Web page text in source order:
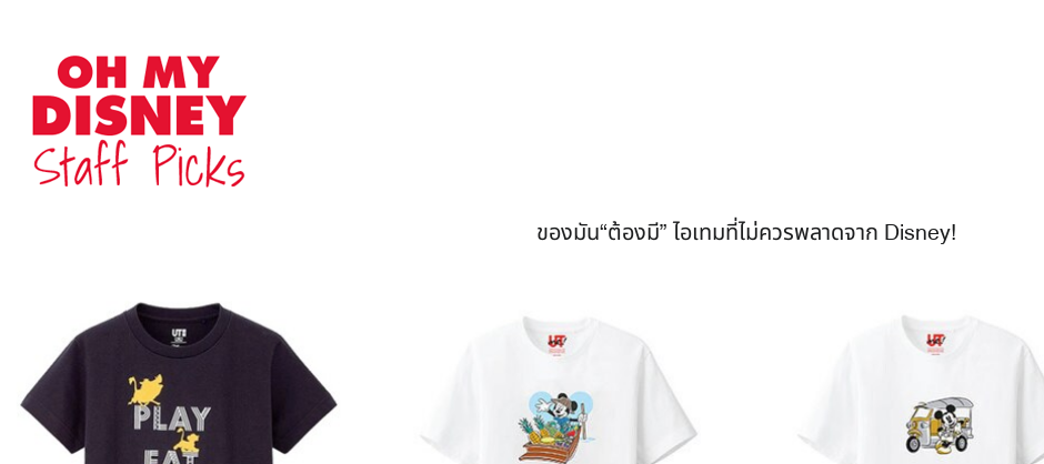
ของมัน“ต้องมี” ไอเทมที่ไม่ควรพลาดจาก Disney!